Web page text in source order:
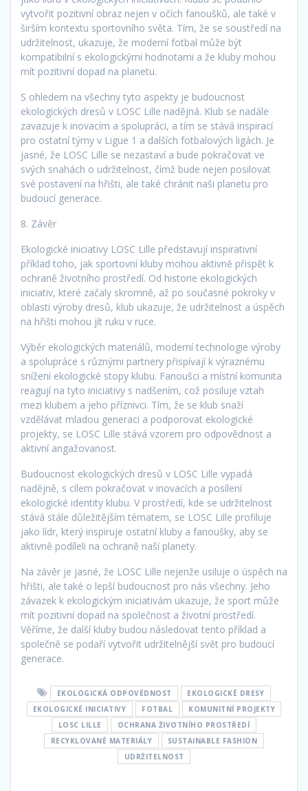
vytvořit pozitivní obraz nejen v očích fanoušků, ale také v
širším kontextu sportovního světa. Tím, že se soustředí na
udržitelnost, ukazuje, že moderní fotbal může být
kompatibilní s ekologickými hodnotami a že kluby mohou
mít pozitivní dopad na planetu.
S ohledem na všechny tyto aspekty je budoucnost
ekologických dresů v LOSC Lille nadějná. Klub se nadále
zavazuje k inovacím a spolupráci, a tím se stává inspirací
pro ostatní týmy v Ligue 1 a dalších fotbalových ligách. Je
jasné, že LOSC Lille se nezastaví a bude pokračovat ve
svých snahách o udržitelnost, čímž bude nejen posilovat
své postavení na hřišti, ale také chránit naši planetu pro
budoucí generace.
8. Závěr
Ekologické iniciativy LOSC Lille představují inspirativní
příklad toho, jak sportovní kluby mohou aktivně přispět k
ochraně životního prostředí. Od historie ekologických
iniciativ, které začaly skromně, až po současné pokroky v
oblasti výroby dresů, klub ukazuje, že udržitelnost a úspěch
na hřišti mohou jít ruku v ruce.
Výběr ekologických materiálů, moderní technologie výroby
a spolupráce s různými partnery přispívají k výraznému
snížení ekologické stopy klubu. Fanoušci a místní komunita
reagují na tyto iniciativy s nadšením, což posiluje vztah
mezi klubem a jeho příznivci. Tím, že se klub snaží
vzdělávat mladou generaci a podporovat ekologické
projekty, se LOSC Lille stává vzorem pro odpovědnost a
aktivní angažovanost.
Budoucnost ekologických dresů v LOSC Lille vypadá
nadějně, s cílem pokračovat v inovacích a posílení
ekologické identity klubu. V prostředí, kde se udržitelnost
stává stále důležitějším tématem, se LOSC Lille profiluje
jako lídr, který inspiruje ostatní kluby a fanoušky, aby se
aktivně podíleli na ochraně naší planety.
Na závěr je jasné, že LOSC Lille nejenže usiluje o úspěch na
hřišti, ale také o lepší budoucnost pro nás všechny. Jeho
závazek k ekologickým iniciativám ukazuje, že sport může
mít pozitivní dopad na společnost a životní prostředí.
Věříme, že další kluby budou následovat tento příklad a
společně se podaří vytvořit udržitelnější svět pro budoucí
generace.
EKOLOGICKÁ ODPOVĚDNOST
EKOLOGICKÉ DRESY
EKOLOGICKÉ INICIATIVY
FOTBAL
KOMUNITNÍ PROJEKTY
LOSC LILLE
OCHRANA ŽIVOTNÍHO PROSTŘEDÍ
RECYKLOVANÉ MATERIÁLY
SUSTAINABLE FASHION
UDRŽITELNOST